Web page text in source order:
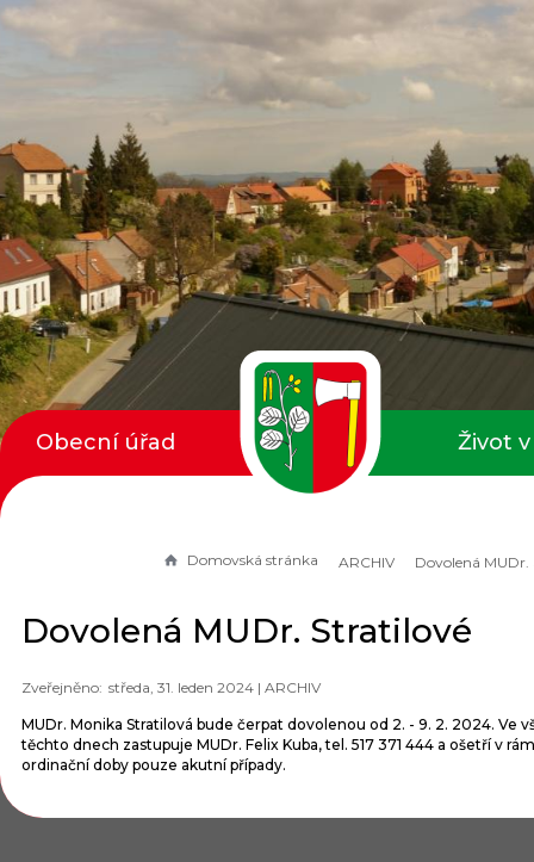
Domovská stránka ARCHIV
Dovolená MUDr. Stratilové
středa, 31. leden 2024 | ARCHIV
MUDr. Monika Stratilová bude čerpat dovolenou od 2. - 9. 2. 2024. Ve
těchto dnech zastupuje MUDr. Felix Kuba, tel. 517 371 444 a ošetří v
ordinační doby pouze akutní případy.
Obecní úřad Život